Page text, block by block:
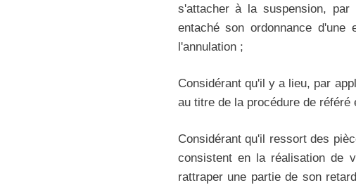
s'attacher à la suspension,
entaché son ordonnance
l'annulation ;
Considérant qu'il y a lieu, par
au titre de la procédure de référé
Considérant qu'il ressort des
consistent en la réalisation de
rattraper une partie de son